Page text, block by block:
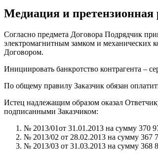
Медиация и претензионная
Согласно предмета Договора Подрядчик
электромагнитным замком и механических
Договором.
Инициировать банкротство контрагента –
По общему правилу Заказчик обязан
Истец надлежащим образом оказал
подписанными Заказчиком:
№ 2013/01от 31.01.2013 на сумму 370
№ 2013/02 от 28.02.2013 на сумму 367
№ 2013/03 от 31.03.2013 на сумму 368